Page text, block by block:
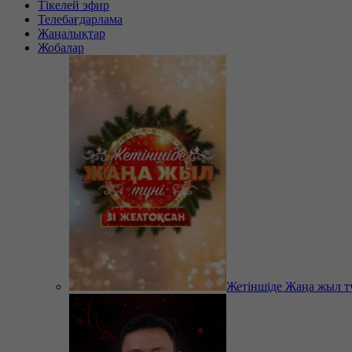
Тікелей эфир
Телебағдарлама
Жаңалықтар
Жобалар
Жетіншіде Жаңа жыл